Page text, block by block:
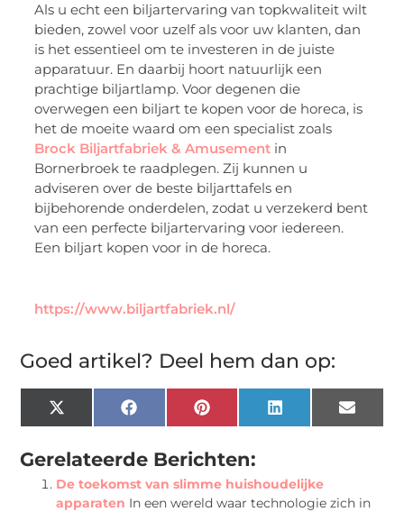
Als u echt een biljartervaring van topkwaliteit wilt
bieden, zowel voor uzelf als voor uw klanten, dan
is het essentieel om te investeren in de juiste
apparatuur. En daarbij hoort natuurlijk een
prachtige biljartlamp. Voor degenen die
overwegen een biljart te kopen voor de horeca, is
het de moeite waard om een specialist zoals
Brock Biljartfabriek & Amusement in
Bornerbroek te raadplegen. Zij kunnen u
adviseren over de beste biljarttafels en
bijbehorende onderdelen, zodat u verzekerd bent
van een perfecte biljartervaring voor iedereen.
Een biljart kopen voor in de horeca.
https://www.biljartfabriek.nl/
Goed artikel? Deel hem dan op:
X
(Twitter)
FacebookPinterestLinkedInEmail
Gerelateerde Berichten:
De toekomst van slimme huishoudelijke
apparaten In een wereld waar technologie zich in